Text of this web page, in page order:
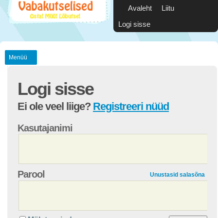
Avaleht
Liitu
Logi sisse
Menüü
Logi sisse
Ei ole veel liige? Registreeri nüüd
Kasutajanimi
Parool Unustasid salasõna